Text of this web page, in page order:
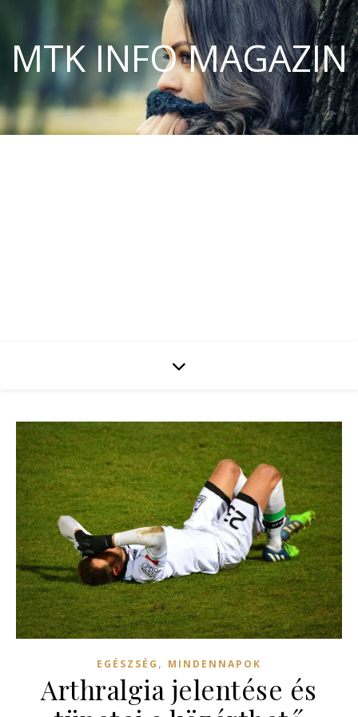
MTK INFO MAGAZIN
EGÉSZSÉG , MINDENNAPOK
Arthralgia jelentése és